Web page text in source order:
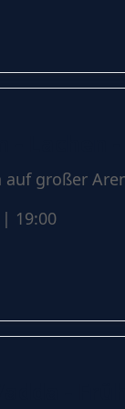
großer
| 19:00